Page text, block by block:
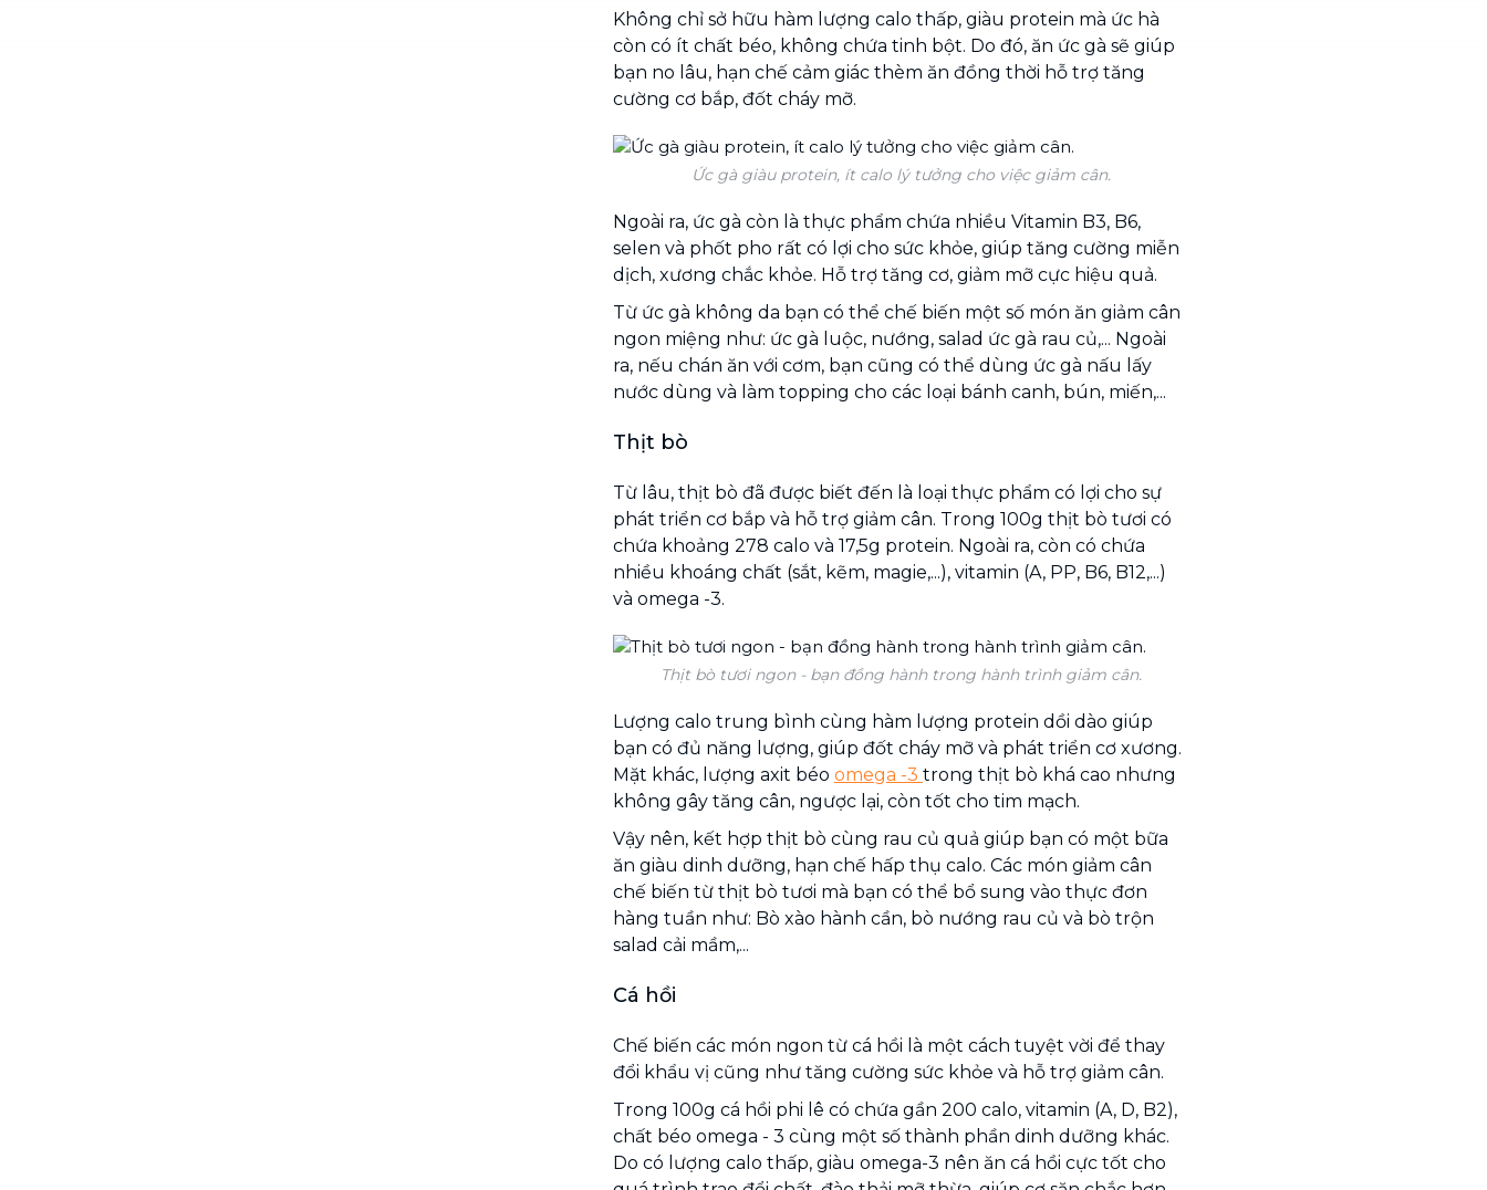
Không chỉ sở hữu hàm lượng calo thấp, giàu protein mà ức hà
còn có ít chất béo, không chứa tinh bột. Do đó, ăn ức gà sẽ giúp
bạn no lâu, hạn chế cảm giác thèm ăn đồng thời hỗ trợ tăng
cường cơ bắp, đốt cháy mỡ.
Ức gà giàu protein, ít calo lý tưởng cho việc giảm cân.
Ngoài ra, ức gà còn là thực phẩm chứa nhiều Vitamin B3, B6,
selen và phốt pho rất có lợi cho sức khỏe, giúp tăng cường miễn
dịch, xương chắc khỏe. Hỗ trợ tăng cơ, giảm mỡ cực hiệu quả.
Từ ức gà không da bạn có thể chế biến một số món ăn giảm cân
ngon miệng như: ức gà luộc, nướng, salad ức gà rau củ,... Ngoài
ra, nếu chán ăn với cơm, bạn cũng có thể dùng ức gà nấu lấy
nước dùng và làm topping cho các loại bánh canh, bún, miến,...
Thịt bò
Từ lâu, thịt bò đã được biết đến là loại thực phẩm có lợi cho sự
phát triển cơ bắp và hỗ trợ giảm cân. Trong 100g thịt bò tươi có
chứa khoảng 278 calo và 17,5g protein. Ngoài ra, còn có chứa
nhiều khoáng chất (sắt, kẽm, magie,...), vitamin (A, PP, B6, B12,...)
và omega -3.
Thịt bò tươi ngon - bạn đồng hành trong hành trình giảm cân.
Lượng calo trung bình cùng hàm lượng protein dồi dào giúp
bạn có đủ năng lượng, giúp đốt cháy mỡ và phát triển cơ xương.
Mặt khác, lượng axit béo omega -3 trong thịt bò khá cao nhưng
không gây tăng cân, ngược lại, còn tốt cho tim mạch.
Vậy nên, kết hợp thịt bò cùng rau củ quả giúp bạn có một bữa
ăn giàu dinh dưỡng, hạn chế hấp thụ calo. Các món giảm cân
chế biến từ thịt bò tươi mà bạn có thể bổ sung vào thực đơn
hàng tuần như: Bò xào hành cần, bò nướng rau củ và bò trộn
salad cải mầm,...
Cá hồi
Chế biến các món ngon từ cá hồi là một cách tuyệt vời để thay
đổi khẩu vị cũng như tăng cường sức khỏe và hỗ trợ giảm cân.
Trong 100g cá hồi phi lê có chứa gần 200 calo, vitamin (A, D, B2),
chất béo omega - 3 cùng một số thành phần dinh dưỡng khác.
Do có lượng calo thấp, giàu omega-3 nên ăn cá hồi cực tốt cho